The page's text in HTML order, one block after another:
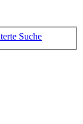
Suche